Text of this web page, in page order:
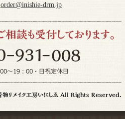
order@inishie-drm.jp